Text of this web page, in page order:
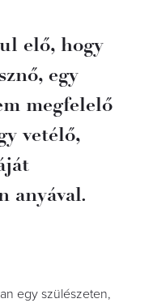
elő, hogy
egy
megfelelő
vetélő,
anyával.
egy szülészeten,